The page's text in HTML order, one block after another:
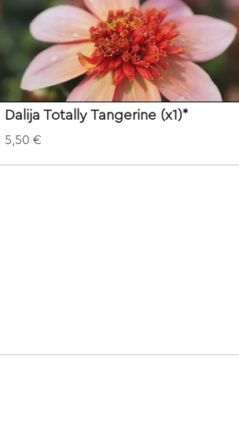
Dalija Totally Tangerine (x1)*
5,50 €